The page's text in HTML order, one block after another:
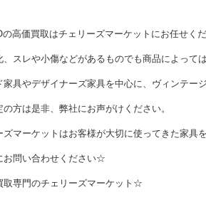
の高価買取はチェリーズマーケットにお任せくだ
、スレや小傷などがあるものでも商品によって
家具やデザイナーズ家具を中心に、ヴィンテー
の方は是非、弊社にお声がけください。
ズマーケットはお客様が大切に使ってきた家具
お問い合わせください☆
専門のチェリーズマーケット☆